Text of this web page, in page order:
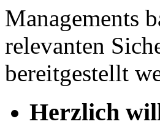
Managements
relevanten
bereitgestellt
Herzlich